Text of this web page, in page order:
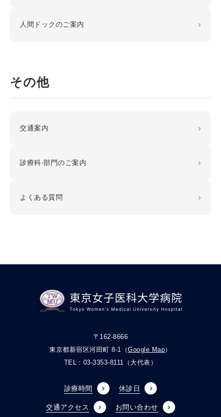
人間ドックのご案内
その他
交通案内
診療科‧部門のご案内
よくある質問
〒162-8666
東京都新宿区河田町 8-1（Google Map）
TEL： 03-3353-8111 （大代表）
診療時間 休診日
交通アクセス お問い合わせ